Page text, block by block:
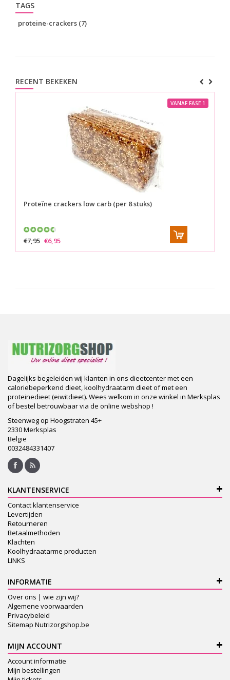
TAGS
proteine-crackers (7)
RECENT BEKEKEN
VANAF FASE 1
Proteïne crackers low carb (per 8 stuks)
€7,95 €6,95
Dagelijks begeleiden wij klanten in ons dieetcenter met een
caloriebeperkend dieet, koolhydraatarm dieet of met een
proteinedieet (eiwitdieet). Wees welkom in onze winkel in Merksplas
of bestel betrouwbaar via de online webshop !
Steenweg op Hoogstraten 45+
2330 Merksplas
België
0032484331407
KLANTENSERVICE
Contact klantenservice
Levertijden
Retourneren
Betaalmethoden
Klachten
Koolhydraatarme producten
LINKS
INFORMATIE
Over ons | wie zijn wij?
Algemene voorwaarden
Privacybeleid
Sitemap Nutrizorgshop.be
MIJN ACCOUNT
Account informatie
Mijn bestellingen